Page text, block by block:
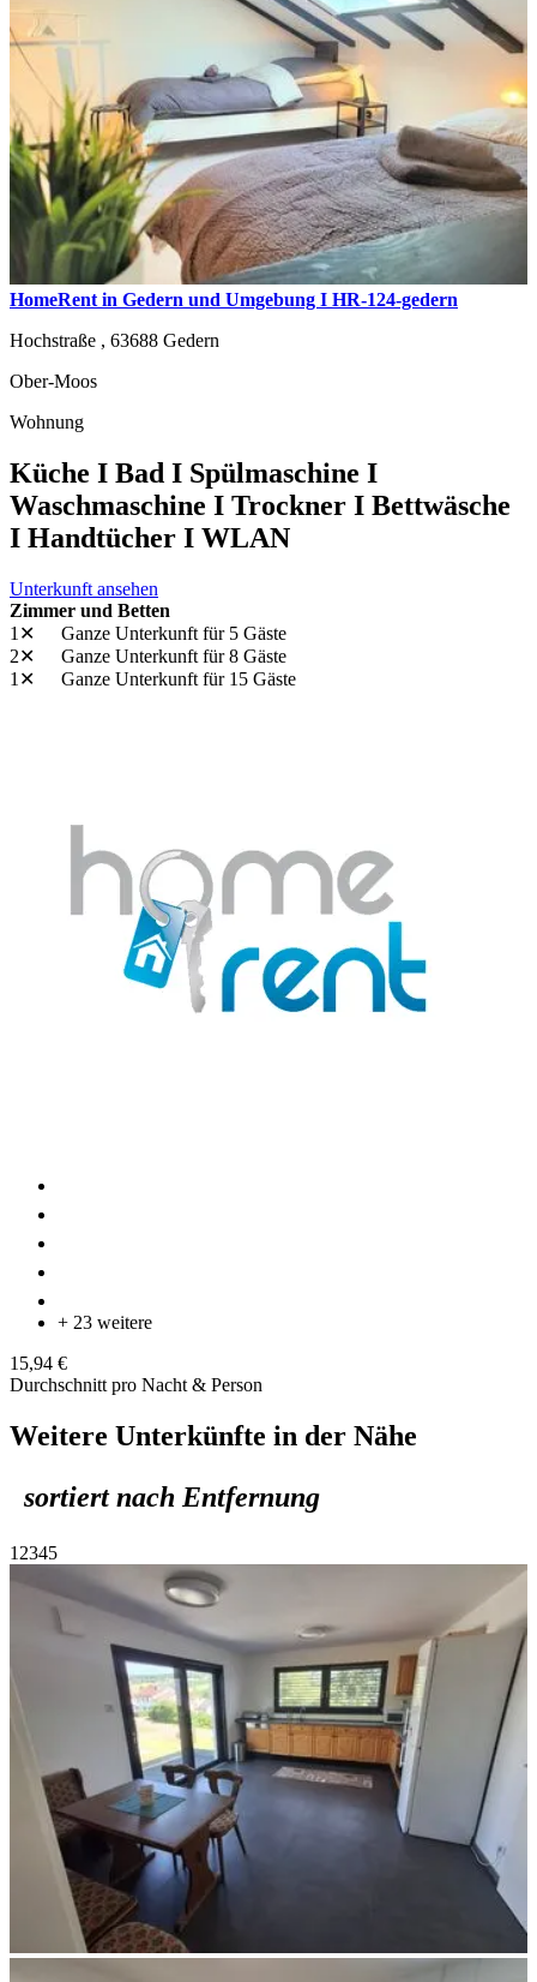
HomeRent in Gedern und Umgebung I HR-124-gedern
Hochstraße , 63688 Gedern
Ober-Moos
Wohnung
Küche I Bad I Spülmaschine I
Waschmaschine I Trockner I Bettwäsche
I Handtücher I WLAN
Unterkunft ansehen
Zimmer und Betten
1✕
Ganze Unterkunft für 5 Gäste
2✕
Ganze Unterkunft für 8 Gäste
1✕
Ganze Unterkunft für 15 Gäste
+ 23 weitere
15,94 €
Durchschnitt pro Nacht & Person
Weitere Unterkünfte in der Nähe
sortiert nach Entfernung
1 2345